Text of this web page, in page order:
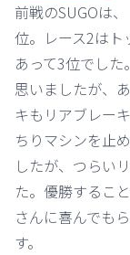
前戦のSUGOは
位。レース2はト
あって3位でし
思いましたが、
キもリアブレー
ちりマシンを止
したが、つらい
た。優勝するこ
さんに喜んでも
す。